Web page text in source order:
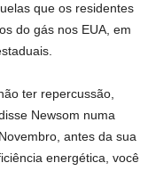
que os residentes
do gás nos EUA, em
ter repercussão,
Newsom numa
antes da sua
energética, você